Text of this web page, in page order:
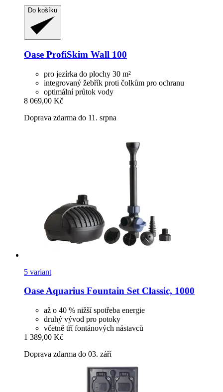
Do košíku
Oase ProfiSkim Wall 100
pro jezírka do plochy 30 m²
integrovaný žebřík proti čolkům pro ochranu
optimální průtok vody
8 069,00 Kč
Doprava zdarma do 11. srpna
5 variant
OaseAquarius Fountain Set Classic, 1000
až o 40 % nižší spotřeba energie
druhý vývod pro potoky
včetně tří fontánových nástavců
1 389,00 Kč
Doprava zdarma do 03. září